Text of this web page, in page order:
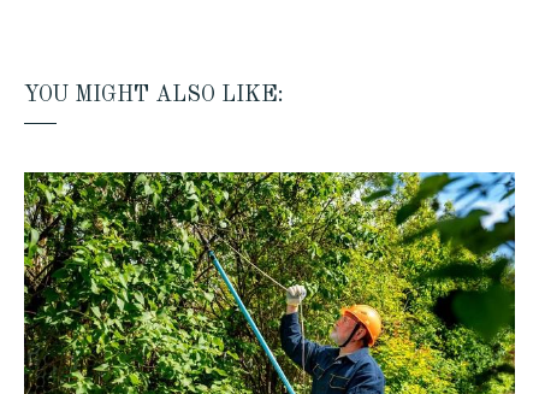
YOU MIGHT ALSO LIKE: